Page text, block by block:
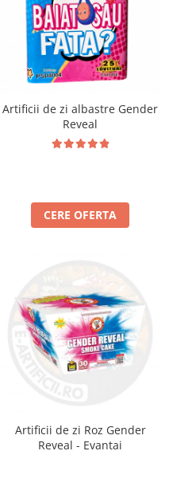
Artificii de zi albastre Gender
Reveal
CERE OFERTA
Artificii de zi Roz Gender
Reveal - Evantai